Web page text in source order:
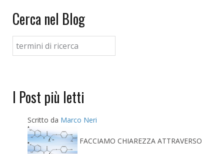
Cerca nel Blog
I Post più letti
Scritto da Marco Neri
FACCIAMO CHIAREZZA ATTRAVERSO